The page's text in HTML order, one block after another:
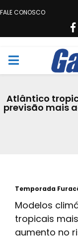
FALE CONOSCO
M
n
Atlântico
previsão mais
Temporada
Modelos
tropicais
aumento no